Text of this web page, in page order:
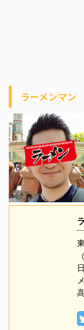
ラーメンマン
（